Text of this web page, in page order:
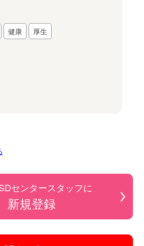
健康 厚生
センタースタッフに
新規登録